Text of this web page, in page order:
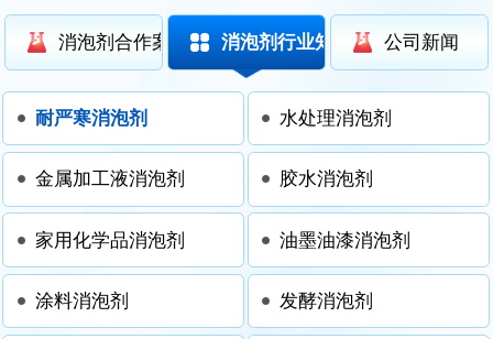
消泡剂行业知识
耐严寒消泡剂 水处理消泡剂
金属加工液消泡剂 胶水消泡剂
家用化学品消泡剂 油墨油漆消泡剂
涂料消泡剂 发酵消泡剂
公司新闻
消泡剂合作案例